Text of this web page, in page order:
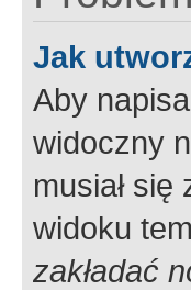
Jak
Aby
widoczny
musiał
widoku
zakładać